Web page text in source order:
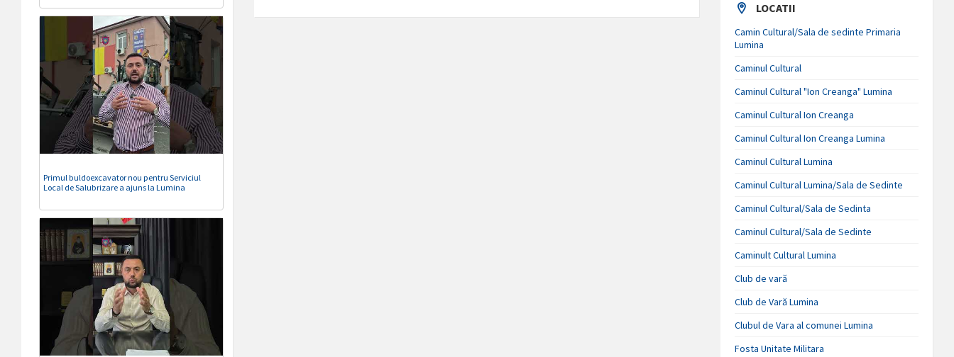
Primul buldoexcavator nou pentru Serviciul
Local de Salubrizare a ajuns la Lumina
LOCATII
Camin Cultural/Sala de sedinte Primaria
Lumina
Caminul Cultural
Caminul Cultural "Ion Creanga" Lumina
Caminul Cultural Ion Creanga
Caminul Cultural Ion Creanga Lumina
Caminul Cultural Lumina
Caminul Cultural Lumina/Sala de Sedinte
Caminul Cultural/Sala de Sedinta
Caminul Cultural/Sala de Sedinte
Caminult Cultural Lumina
Club de vară
Club de Vară Lumina
Clubul de Vara al comunei Lumina
Fosta Unitate Militara